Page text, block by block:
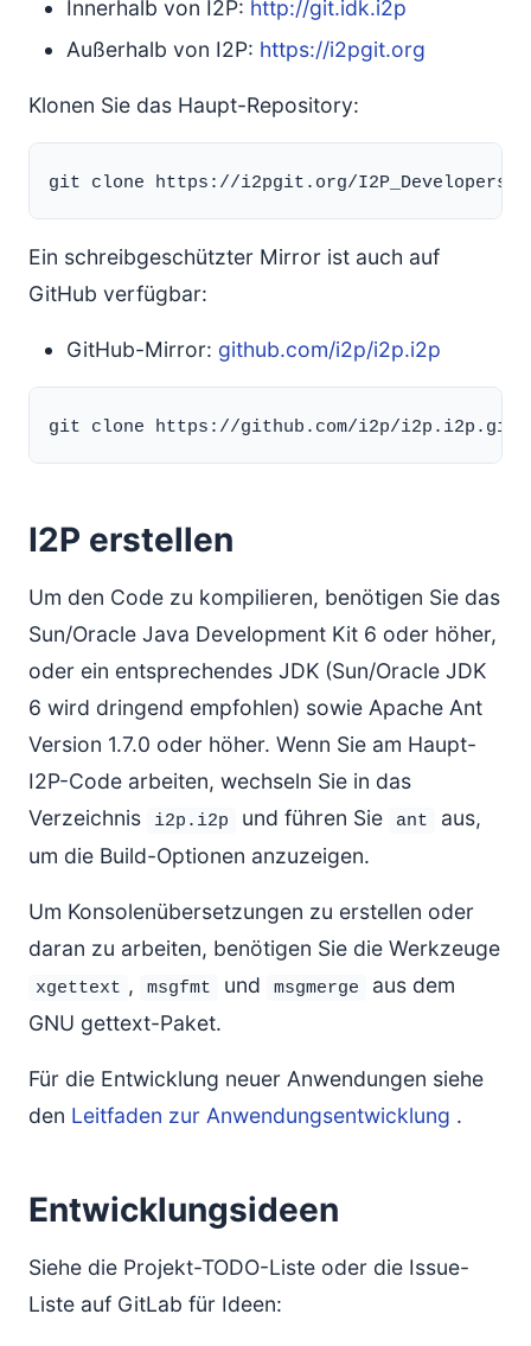
Innerhalb von I2P: http://git.idk.i2p
Außerhalb von I2P: https://i2pgit.org
Klonen Sie das Haupt-Repository:
Ein schreibgeschützter Mirror ist auch auf
GitHub verfügbar:
GitHub-Mirror: github.com/i2p/i2p.i2p
I2P erstellen
Um den Code zu kompilieren, benötigen Sie das
Sun/Oracle Java Development Kit 6 oder höher,
oder ein entsprechendes JDK (Sun/Oracle JDK
6 wird dringend empfohlen) sowie Apache Ant
Version 1.7.0 oder höher. Wenn Sie am Haupt-
I2P-Code arbeiten, wechseln Sie in das
Verzeichnis
i2p.i2p und führen Sie ant
aus,
um die Build-Optionen anzuzeigen.
Um Konsolenübersetzungen zu erstellen oder
daran zu arbeiten, benötigen Sie die Werkzeuge
xgettext , msgfmt und msgmerge
aus dem
GNU gettext-Paket.
Für die Entwicklung neuer Anwendungen siehe
den Leitfaden zur Anwendungsentwicklung .
Entwicklungsideen
Siehe die Projekt-TODO-Liste oder die Issue-
Liste auf GitLab für Ideen: